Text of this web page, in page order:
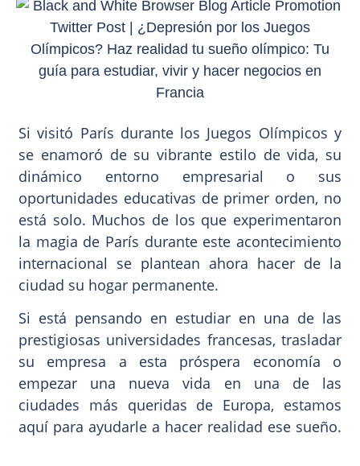
Si visitó París durante los Juegos Olímpicos y
se enamoró de su vibrante estilo de vida, su
dinámico entorno empresarial o sus
oportunidades educativas de primer orden, no
está solo. Muchos de los que experimentaron
la magia de París durante este acontecimiento
internacional se plantean ahora hacer de la
ciudad su hogar permanente.
Si está pensando en estudiar en una de las
prestigiosas universidades francesas, trasladar
su empresa a esta próspera economía o
empezar una nueva vida en una de las
ciudades más queridas de Europa, estamos
aquí para ayudarle a hacer realidad ese sueño.